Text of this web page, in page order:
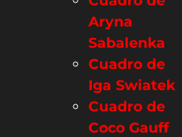
Aryna
Sabalenka
Cuadro de
Iga Swiatek
Cuadro de
Coco Gauff